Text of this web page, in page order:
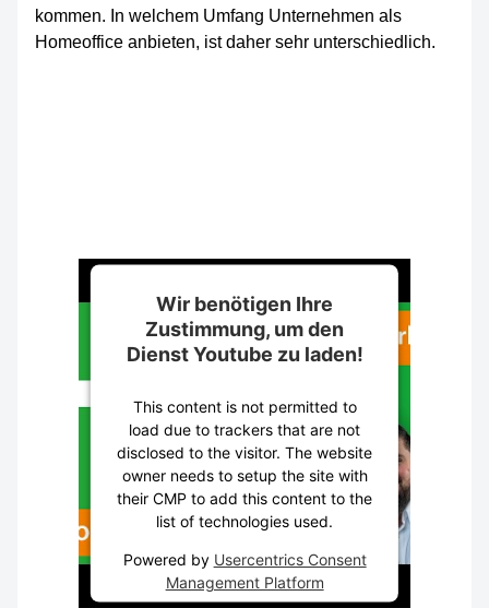
kommen. In welchem Umfang Unternehmen als
Homeoffice anbieten, ist daher sehr unterschiedlich.
Wir benötigen Ihre
Zustimmung, um den
Dienst Youtube zu laden!
This content is not permitted to
load due to trackers that are not
disclosed to the visitor. The website
owner needs to setup the site with
their CMP to add this content to the
list of technologies used.
Powered by Usercentrics Consent
Management Platform